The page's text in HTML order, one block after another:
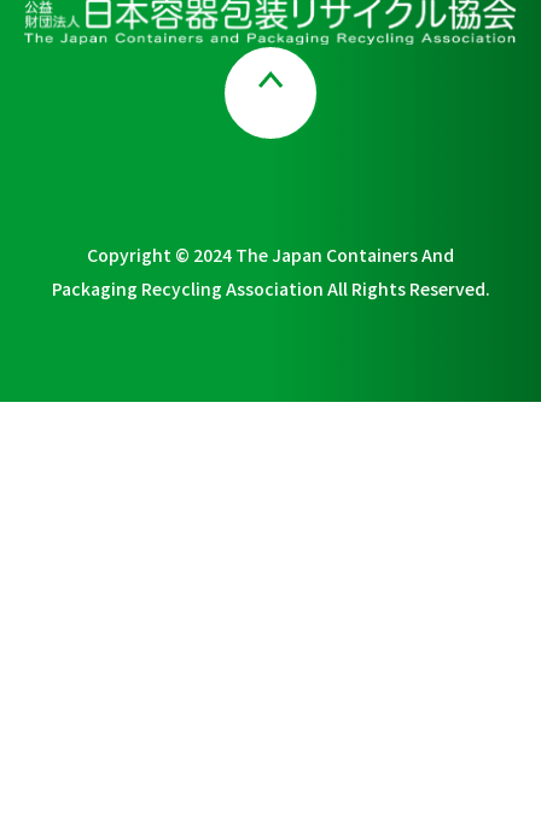
Copyright © 2024 The Japan Containers And
Packaging Recycling Association All Rights Reserved.